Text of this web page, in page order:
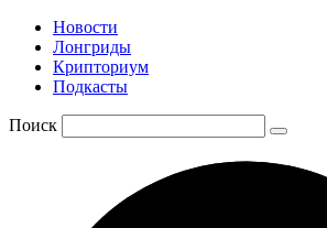
Новости
Лонгриды
Крипториум
Подкасты
Поиск